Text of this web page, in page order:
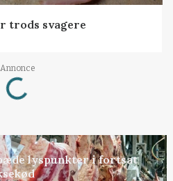
trods svagere
Annonce
Loading...
lyspunkter i fortsat